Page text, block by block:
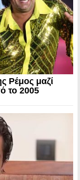
Ρέμος μαζί
το 2005